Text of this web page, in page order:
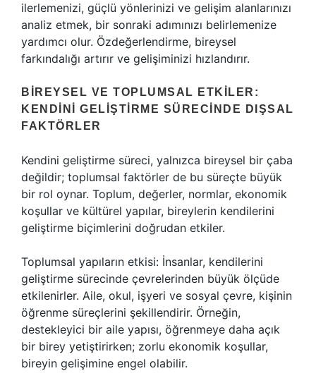
ilerlemenizi, güçlü yönlerinizi ve gelişim alanlarınızı
analiz etmek, bir sonraki adımınızı belirlemenize
yardımcı olur. Özdeğerlendirme, bireysel
farkındalığı artırır ve gelişiminizi hızlandırır.
BIREYSEL VE TOPLUMSAL ETKILER:
KENDINI GELIŞTIRME SÜRECINDE DIŞSAL
FAKTÖRLER
Kendini geliştirme süreci, yalnızca bireysel bir çaba
değildir; toplumsal faktörler de bu süreçte büyük
bir rol oynar. Toplum, değerler, normlar, ekonomik
koşullar ve kültürel yapılar, bireylerin kendilerini
geliştirme biçimlerini doğrudan etkiler.
Toplumsal yapıların etkisi: İnsanlar, kendilerini
geliştirme sürecinde çevrelerinden büyük ölçüde
etkilenirler. Aile, okul, işyeri ve sosyal çevre, kişinin
öğrenme süreçlerini şekillendirir. Örneğin,
destekleyici bir aile yapısı, öğrenmeye daha açık
bir birey yetiştirirken; zorlu ekonomik koşullar,
bireyin gelişimine engel olabilir.